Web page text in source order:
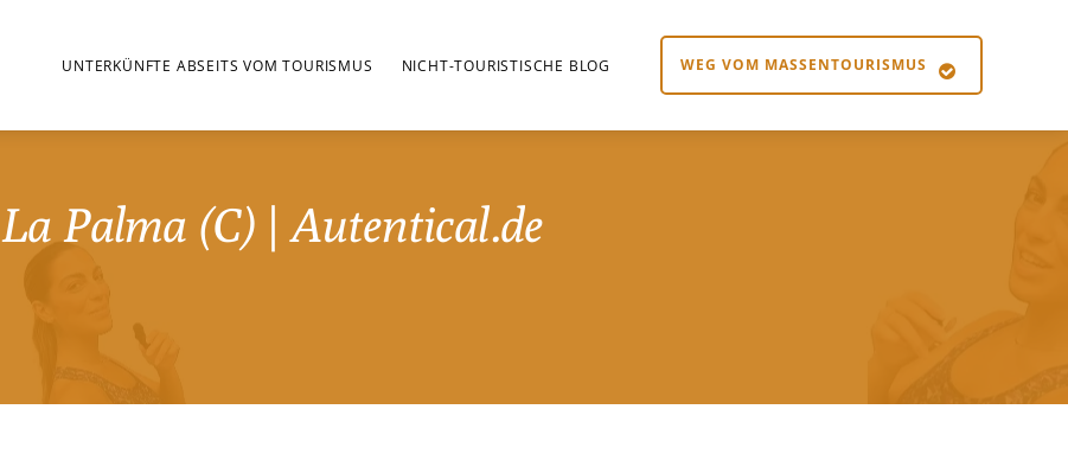
WEG VOM MASSENTOURISMUS
UNTERKÜNFTE ABSEITS VOM TOURISMUS NICHT-TOURISTISCHE BLOG
La Palma (C) | Autentical.de